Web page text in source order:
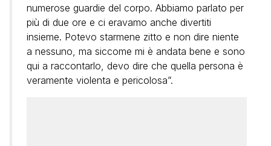
numerose guardie del corpo. Abbiamo parlato per
più di due ore e ci eravamo anche divertiti
insieme. Potevo starmene zitto e non dire niente
a nessuno, ma siccome mi è andata bene e sono
qui a raccontarlo, devo dire che quella persona è
veramente violenta e pericolosa”.